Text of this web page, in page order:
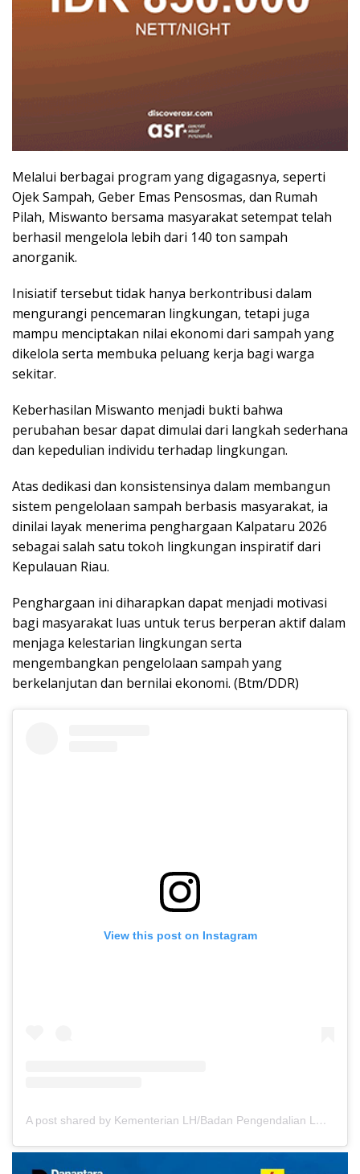
Melalui berbagai program yang digagasnya, seperti
Ojek Sampah, Geber Emas Pensosmas, dan Rumah
Pilah, Miswanto bersama masyarakat setempat telah
berhasil mengelola lebih dari 140 ton sampah
anorganik.
Inisiatif tersebut tidak hanya berkontribusi dalam
mengurangi pencemaran lingkungan, tetapi juga
mampu menciptakan nilai ekonomi dari sampah yang
dikelola serta membuka peluang kerja bagi warga
sekitar.
Keberhasilan Miswanto menjadi bukti bahwa
perubahan besar dapat dimulai dari langkah sederhana
dan kepedulian individu terhadap lingkungan.
Atas dedikasi dan konsistensinya dalam membangun
sistem pengelolaan sampah berbasis masyarakat, ia
dinilai layak menerima penghargaan Kalpataru 2026
sebagai salah satu tokoh lingkungan inspiratif dari
Kepulauan Riau.
Penghargaan ini diharapkan dapat menjadi motivasi
bagi masyarakat luas untuk terus berperan aktif dalam
menjaga kelestarian lingkungan serta
mengembangkan pengelolaan sampah yang
berkelanjutan dan bernilai ekonomi. (Btm/DDR)
View this post on Instagram
A post shared by Kementerian LH/Badan Pengendalian LH (@kemenlh_bplh)